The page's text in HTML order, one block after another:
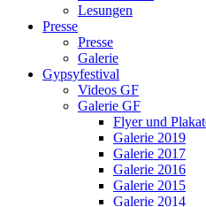
Lesungen
Presse
Presse
Galerie
Gypsyfestival
Videos GF
Galerie GF
Flyer und
Galerie 2019
Galerie 2017
Galerie 2016
Galerie 2015
Galerie 2014